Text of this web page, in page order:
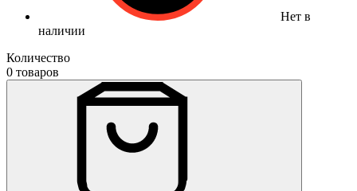
Нет в
наличии
Количество
0 товаров